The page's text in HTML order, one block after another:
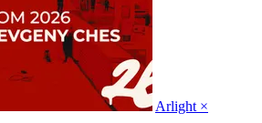
Arlight ×